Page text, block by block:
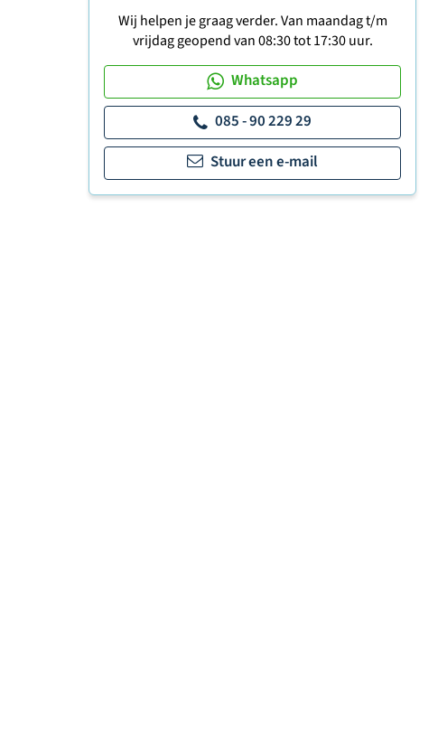
Wij helpen je graag verder. Van maandag t/m
vrijdag geopend van 08:30 tot 17:30 uur.
Whatsapp
085 - 90 229 29
Stuur een e-mail